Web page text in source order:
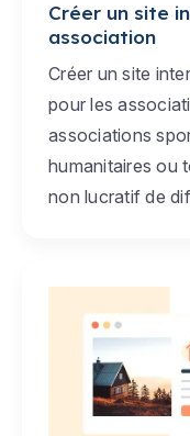
Créer un site
association
Créer un site
pour les
associations
humanitaires ou
non lucratif de